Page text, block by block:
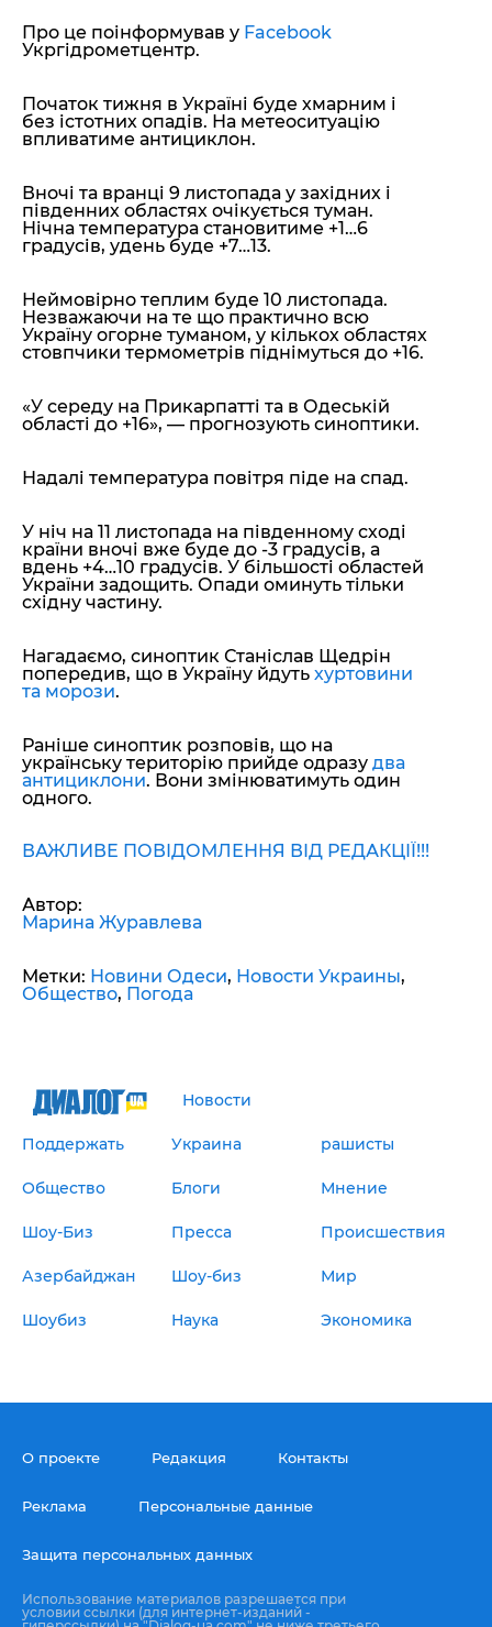
Про це поінформував у Facebook
Укргідрометцентр.
Початок тижня в Україні буде хмарним і
без істотних опадів. На метеоситуацію
впливатиме антициклон.
Вночі та вранці 9 листопада у західних і
південних областях очікується туман.
Нічна температура становитиме +1…6
градусів, удень буде +7…13.
Неймовірно теплим буде 10 листопада.
Незважаючи на те що практично всю
Україну огорне туманом, у кількох областях
стовпчики термометрів піднімуться до +16.
«У середу на Прикарпатті та в Одеській
області до +16», — прогнозують синоптики.
Надалі температура повітря піде на спад.
У ніч на 11 листопада на південному сході
країни вночі вже буде до -3 градусів, а
вдень +4…10 градусів. У більшості областей
України задощить. Опади оминуть тільки
східну частину.
Нагадаємо, синоптик Станіслав Щедрін
попередив, що в Україну йдуть хуртовини
та морози.
Раніше синоптик розповів, що на
українську територію прийде одразу два
антициклони. Вони змінюватимуть один
одного.
ВАЖЛИВЕ ПОВІДОМЛЕННЯ ВІД РЕДАКЦІЇ!!!
Автор:
Марина Журавлева
Метки: Новини Одеси, Новости Украины,
Общество, Погода
Новости
Поддержать Украина рашисты
Общество Блоги Мнение
Шоу-Биз Пресса Происшествия
Азербайджан Шоу-биз Мир
Шоубиз Наука Экономика
О проекте Редакция Контакты
Реклама Персональные данные
Защита персональных данных
Использование материалов разрешается при
условии ссылки (для интернет-изданий -